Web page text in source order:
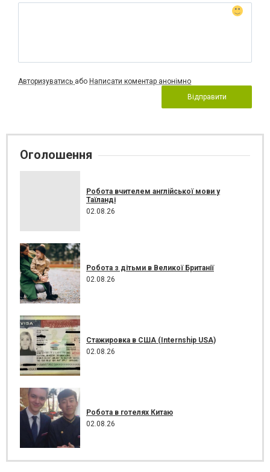
Авторизуватись або Написати коментар анонімно
Відправити
Оголошення
Робота вчителем англійської мови у
Таїланді
02.08.26
Робота з дітьми в Великої Британії
02.08.26
Стажировка в США (Internship USA)
02.08.26
Робота в готелях Китаю
02.08.26